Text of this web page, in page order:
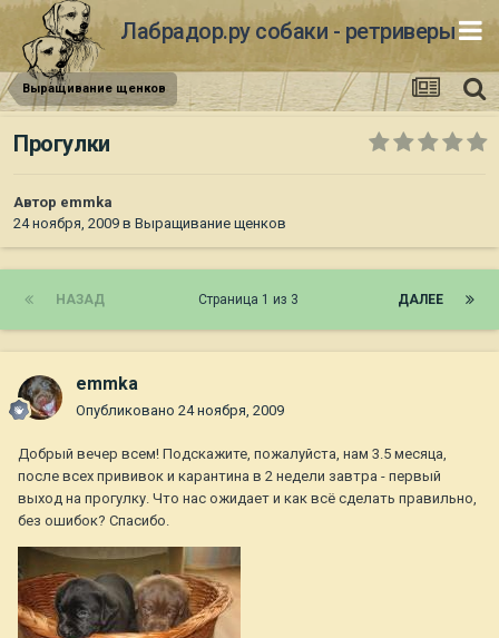
Лабрадор.ру собаки - ретриверы
Выращивание щенков
Прогулки
Автор emmka
24 ноября, 2009 в Выращивание щенков
НАЗАД ДАЛЕЕ
Страница 1 из 3
emmka
Опубликовано 24 ноября, 2009
Добрый вечер всем! Подскажите, пожалуйста, нам 3.5 месяца,
после всех прививок и карантина в 2 недели завтра - первый
выход на прогулку. Что нас ожидает и как всё сделать правильно,
без ошибок? Спасибо.